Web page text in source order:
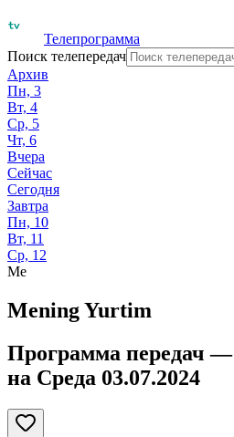
Телепрограмма
Поиск телепередач
Архив
Пн, 3
Вт, 4
Ср, 5
Чт, 6
Вчера
Сейчас
Сегодня
Завтра
Пн, 10
Вт, 11
Ср, 12
Me
Mening Yurtim
Программа передач —
на Среда 03.07.2024